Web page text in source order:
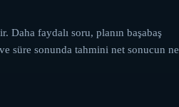
Daha faydalı soru, planın başabaş
süre sonunda tahmini net sonucun ne